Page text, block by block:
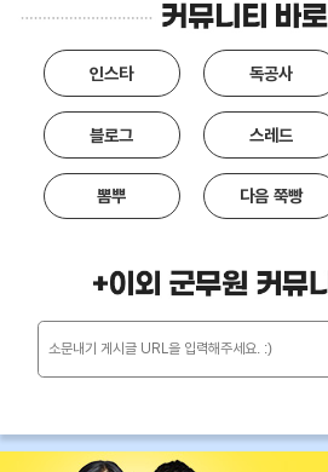
인스타 독공사
블로그 스레드
뽐뿌 다음 쭉빵